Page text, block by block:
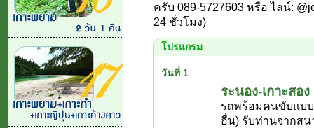
ครับ 089-5727603 หรือ ไลน์:
24 ชั่วโมง)
โปรแกรม
วันที่ 1
ระนอง-เกาะสอง
รถพร้อมคนขับแบบ
อื่น) รับท่านจากส